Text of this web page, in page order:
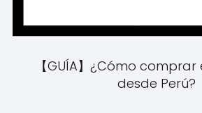
【GUÍA】¿Cómo comprar
desde Perú?